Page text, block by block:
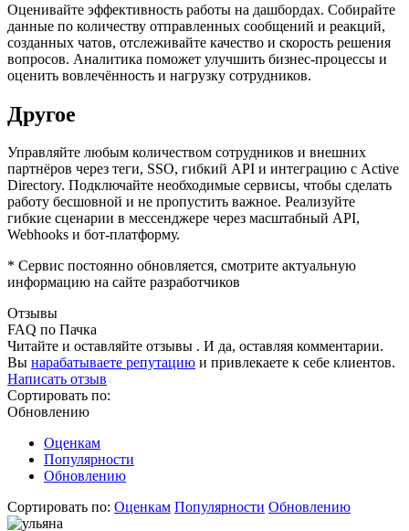
Оценивайте эффективность работы на дашбордах. Собирайте
данные по количеству отправленных сообщений и реакций,
созданных чатов, отслеживайте качество и скорость решения
вопросов. Аналитика поможет улучшить бизнес-процессы и
оценить вовлечённость и нагрузку сотрудников.
Другое
Управляйте любым количеством сотрудников и внешних
партнёров через теги, SSO, гибкий API и интеграцию с Active
Directory. Подключайте необходимые сервисы, чтобы сделать
работу бесшовной и не пропустить важное. Реализуйте
гибкие сценарии в мессенджере через масштабный API,
Webhooks и бот-платформу.
* Сервис постоянно обновляется, смотрите актуальную
информацию на сайте разработчиков
Отзывы
FAQ по Пачка
Читайте и оставляйте отзывы . И да, оставляя комментарии.
Вы нарабатываете репутацию и привлекаете к себе клиентов.
Написать отзыв
Сортировать по:
Обновлению
Оценкам
Популярности
Обновлению
Сортировать по: Оценкам Популярности Обновлению